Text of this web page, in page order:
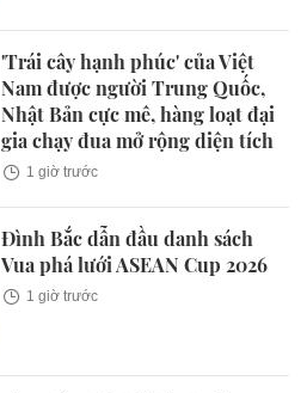
'Trái cây hạnh phúc' của Việt
Nam được người Trung Quốc,
Nhật Bản cực mê, hàng loạt đại
gia chạy đua mở rộng diện tích
1 giờ trước
Đình Bắc dẫn đầu danh sách
Vua phá lưới ASEAN Cup 2026
1 giờ trước